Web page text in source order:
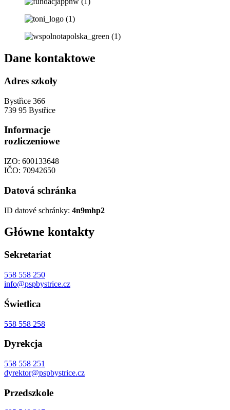
Dane kontaktowe
Adres szkoły
Bystřice 366
739 95 Bystřice
Informacje
rozliczeniowe
IZO: 600133648
IČO: 70942650
Datová schránka
ID datové schránky: 4n9mhp2
Główne kontakty
Sekretariat
558 558 250
info@pspbystrice.cz
Świetlica
558 558 258
Dyrekcja
558 558 251
dyrektor@pspbystrice.cz
Przedszkole